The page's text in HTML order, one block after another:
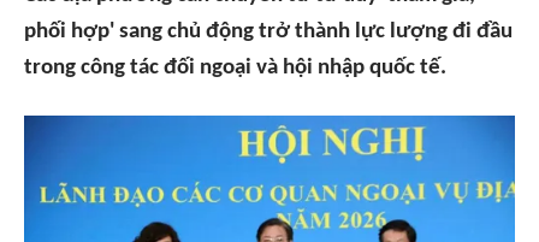
phối hợp' sang chủ động trở thành lực lượng đi đầu
trong công tác đối ngoại và hội nhập quốc tế.